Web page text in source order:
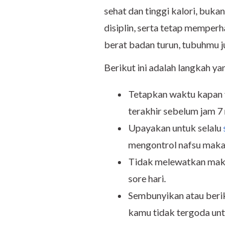
sehat dan tinggi kalori,
disiplin, serta tetap
berat badan turun, tubuhmu
Berikut ini adalah langkah
Tetapkan waktu
terakhir sebelum jam 7
Upayakan untuk selalu
mengontrol nafsu
Tidak melewatkan
sore hari.
Sembunyikan atau
kamu tidak tergoda